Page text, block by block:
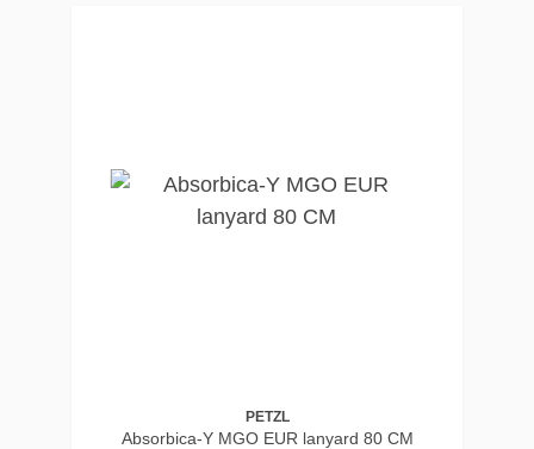
PETZL
Absorbica-Y MGO EUR lanyard 80 CM